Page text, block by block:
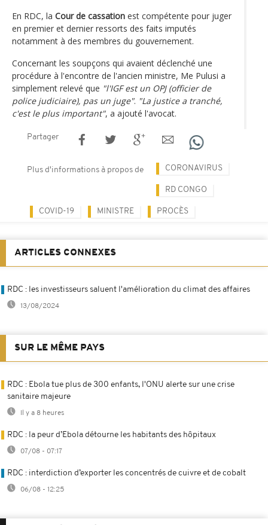
En RDC, la Cour de cassation est compétente pour juger
en premier et dernier ressorts des faits imputés
notamment à des membres du gouvernement.
Concernant les soupçons qui avaient déclenché une
procédure à l'encontre de l'ancien ministre, Me Pulusi a
simplement relevé que "l'IGF est un OPJ (officier de
police judiciaire), pas un juge". "La justice a tranché,
c'est le plus important", a ajouté l'avocat.
Partager
Plus d'informations à propos de CORONAVIRUS
RD CONGO
COVID-19 MINISTRE PROCÈS
ARTICLES CONNEXES
RDC : les investisseurs saluent l'amélioration du climat des affaires
13/08/2024
SUR LE MÊME PAYS
RDC : Ebola tue plus de 300 enfants, l'ONU alerte sur une crise
sanitaire majeure
Il y a 8 heures
RDC : la peur d’Ebola détourne les habitants des hôpitaux
07/08 - 07:17
RDC : interdiction d’exporter les concentrés de cuivre et de cobalt
06/08 - 12:25